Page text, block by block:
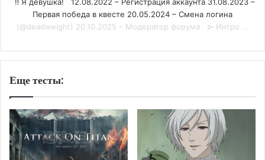
‼️ Я девушка! 12.08.2022 – Регистрация аккаунта 31.08.2023 –
Первая победа в квесте 20.05.2024 – Смена логина
(@deadweight) 20.10.2025 – Модератор форума ⊳ Интро ...
Еще тесты: